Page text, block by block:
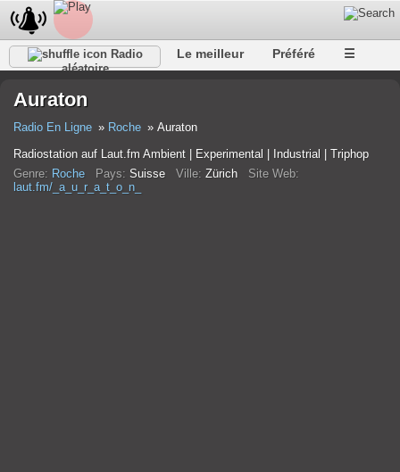
Radio
aléatoire
Le meilleur Préféré ☰
Auraton
Radio En Ligne Roche
Auraton
Radiostation auf Laut.fm Ambient | Experimental | Industrial | Triphop
Genre: Roche Pays: Suisse Ville: Zürich Site Web:
laut.fm/_a_u_r_a_t_o_n_